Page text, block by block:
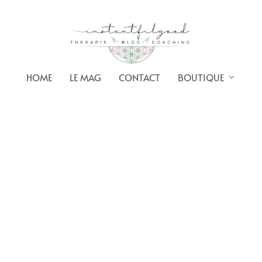
HOME LE MAG CONTACT BOUTIQUE